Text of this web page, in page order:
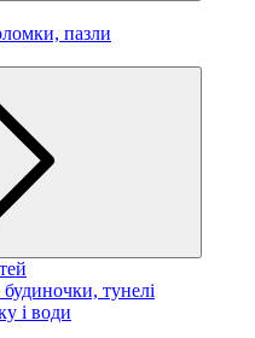
пазли
тунелі
і води